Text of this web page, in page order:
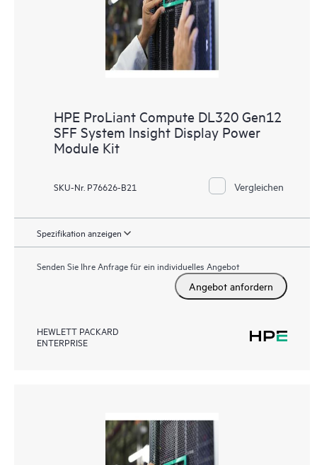
HPE ProLiant Compute DL320 Gen12
SFF System Insight Display Power
Module Kit
SKU-Nr. P76626-B21 Vergleichen
Spezifikation anzeigen
Senden Sie Ihre Anfrage für ein individuelles Angebot
Angebot anfordern
HEWLETT PACKARD
ENTERPRISE